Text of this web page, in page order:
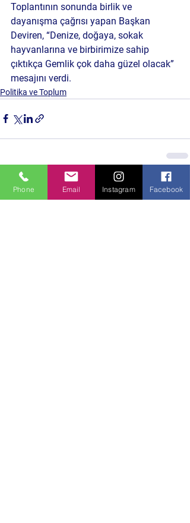
Toplantının sonunda birlik ve
dayanışma çağrısı yapan Başkan
Deviren, “Denize, doğaya, sokak
hayvanlarına ve birbirimize sahip
çıktıkça Gemlik çok daha güzel olacak”
mesajını verdi.
Politika ve Toplum
Son Yazılar Hepsini Gör
Phone Email Instagram Facebook